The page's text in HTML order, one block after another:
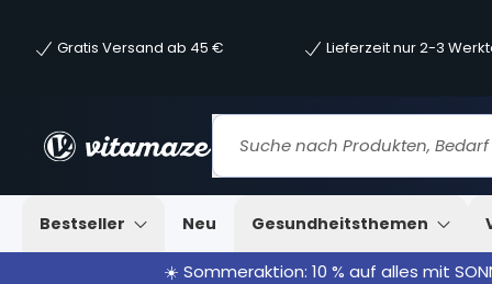
Gratis Versand ab 45 € Lieferzeit nur 2-3
Bestseller Neu Gesundheitsthemen
☀️ Sommeraktion: 10 % auf alles mit